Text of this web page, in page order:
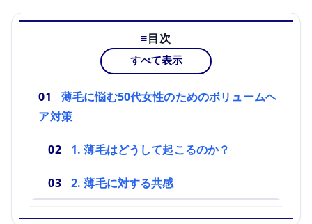
目次
すべて表示
薄毛に悩む50代女性のためのボリュームヘ
ア対策
1. 薄毛はどうして起こるのか？
2. 薄毛に対する共感